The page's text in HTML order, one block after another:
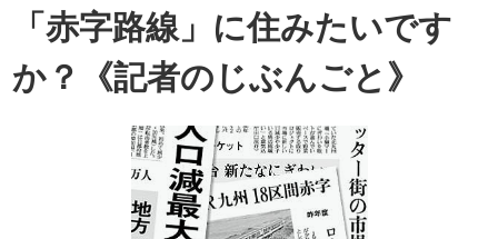
「赤字路線」に住みたいです
か？《記者のじぶんごと》